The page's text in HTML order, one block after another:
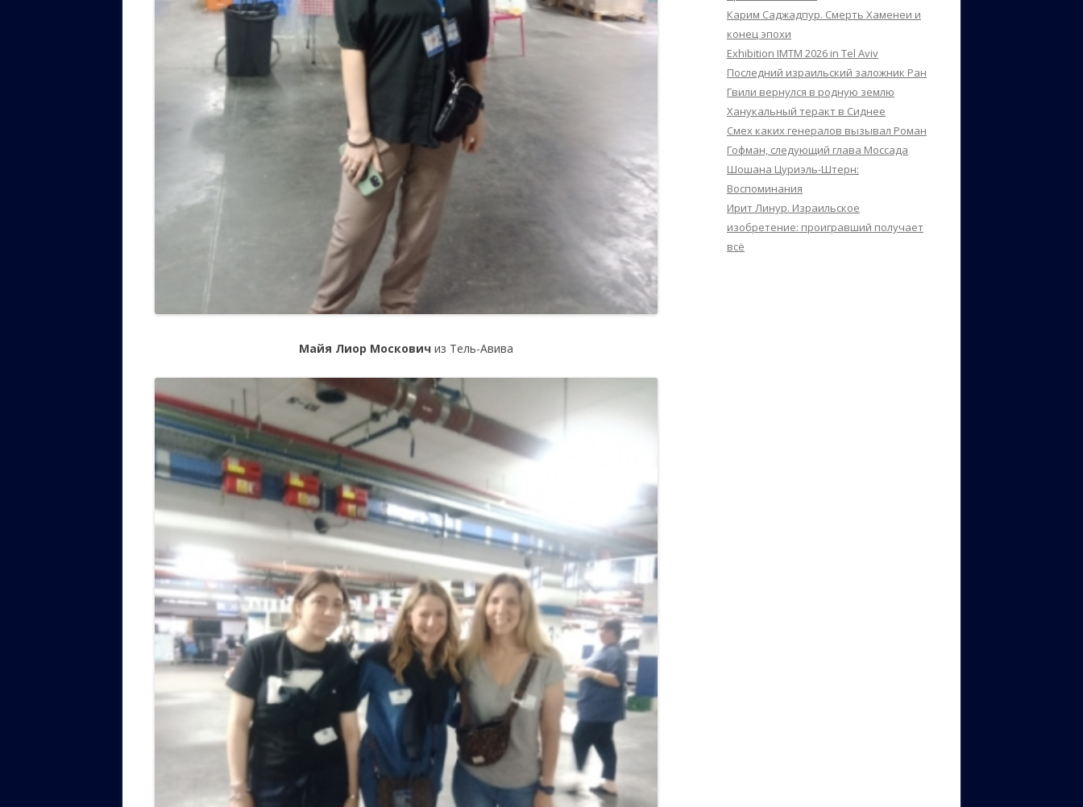
Майя Лиор Москович из Тель-Авива
Карим Саджадпур. Смерть Хаменеи и
конец эпохи
Exhibition IMTM 2026 in Tel Aviv
Последний израильский заложник Ран
Гвили вернулся в родную землю
Ханукальный теракт в Сиднее
Смех каких генералов вызывал Роман
Гофман, следующий глава Моссада
Шошана Цуриэль-Штерн:
Воспоминания
Ирит Линур. Израильское
изобретение: проигравший получает
всё